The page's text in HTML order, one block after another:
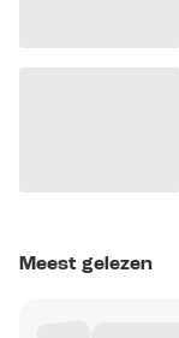
Meest gelezen